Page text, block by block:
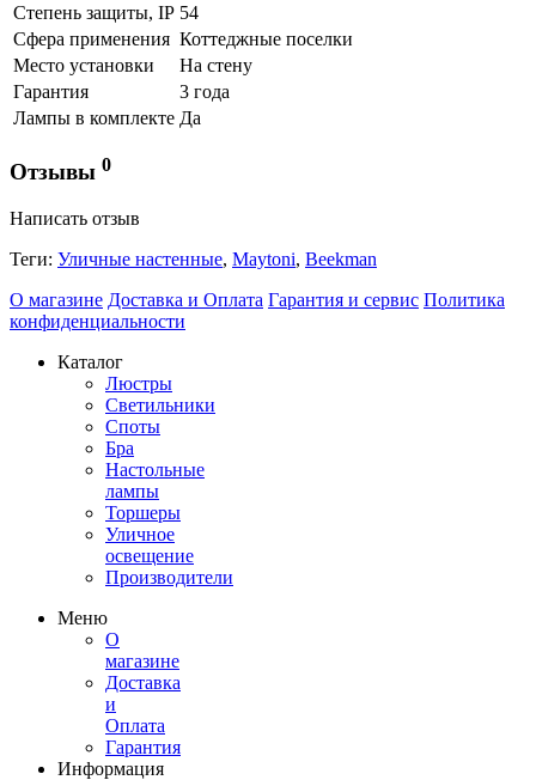
Степень защиты, IP 54
Сфера применения Коттеджные поселки
Место установки
На стену
Гарантия
3 года
Лампы в комплекте Да
Отзывы 0
Написать отзыв
Теги: Уличные настенные, Maytoni, Beekman
О магазине Доставка и Оплата Гарантия и сервис Политика
конфиденциальности
Каталог
Люстры
Светильники
Споты
Бра
Настольные
лампы
Торшеры
Уличное
освещение
Производители
Меню
О
магазине
Доставка
и
Оплата
Гарантия
Информация